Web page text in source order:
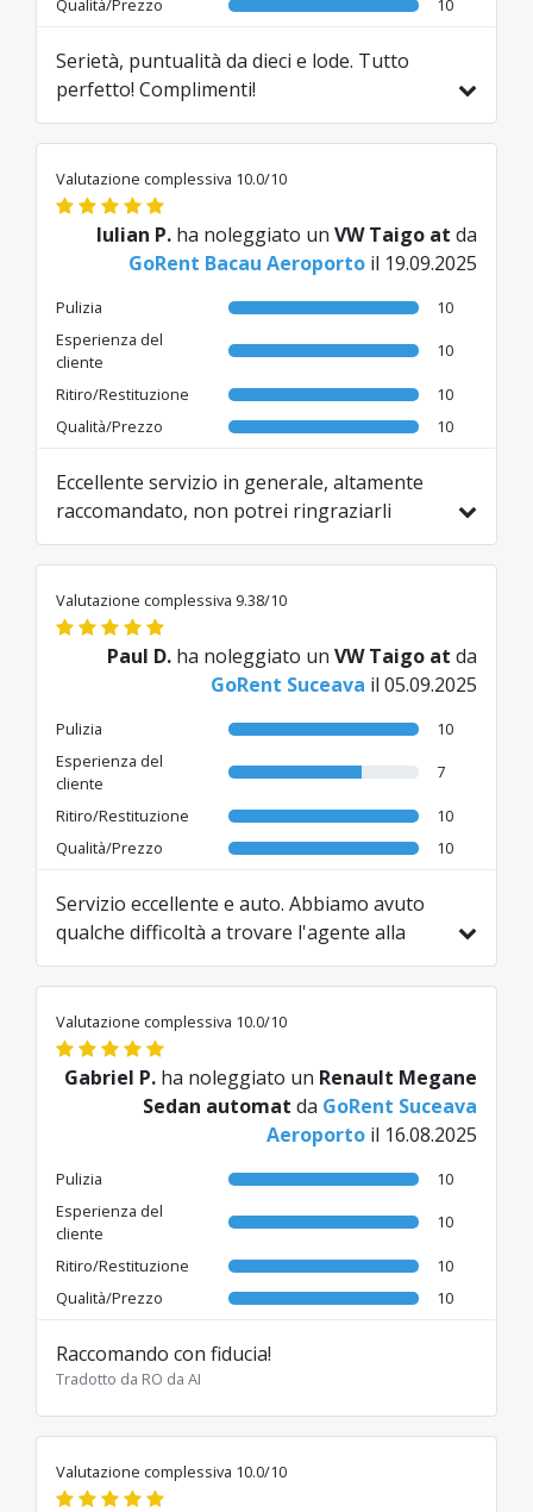
Serietà, puntualità da dieci e lode. Tutto
perfetto! Complimenti!
Valutazione complessiva 10.0/10
Iulian P. ha noleggiato un VW Taigo at da
GoRent Bacau Aeroporto il 19.09.2025
Pulizia
10
Esperienza del
cliente
10
Ritiro/Restituzione
10
Qualità/Prezzo
10
Eccellente servizio in generale, altamente
raccomandato, non potrei ringraziarli
abbastanza.
Tradotto da EN da AI
Valutazione complessiva 9.38/10
Paul D. ha noleggiato un VW Taigo at da
GoRent Suceava il 05.09.2025
Pulizia
10
Esperienza del
cliente
7
Ritiro/Restituzione
10
Qualità/Prezzo
10
Servizio eccellente e auto. Abbiamo avuto
qualche difficoltà a trovare l'agente alla
destinazione.
Tradotto da EN da AI
Valutazione complessiva 10.0/10
Gabriel P. ha noleggiato un Renault Megane
Sedan automat da GoRent Suceava
Aeroporto il 16.08.2025
Pulizia
10
Esperienza del
cliente
10
Ritiro/Restituzione
10
Qualità/Prezzo
10
Raccomando con fiducia!
Tradotto da RO da AI
Valutazione complessiva 10.0/10